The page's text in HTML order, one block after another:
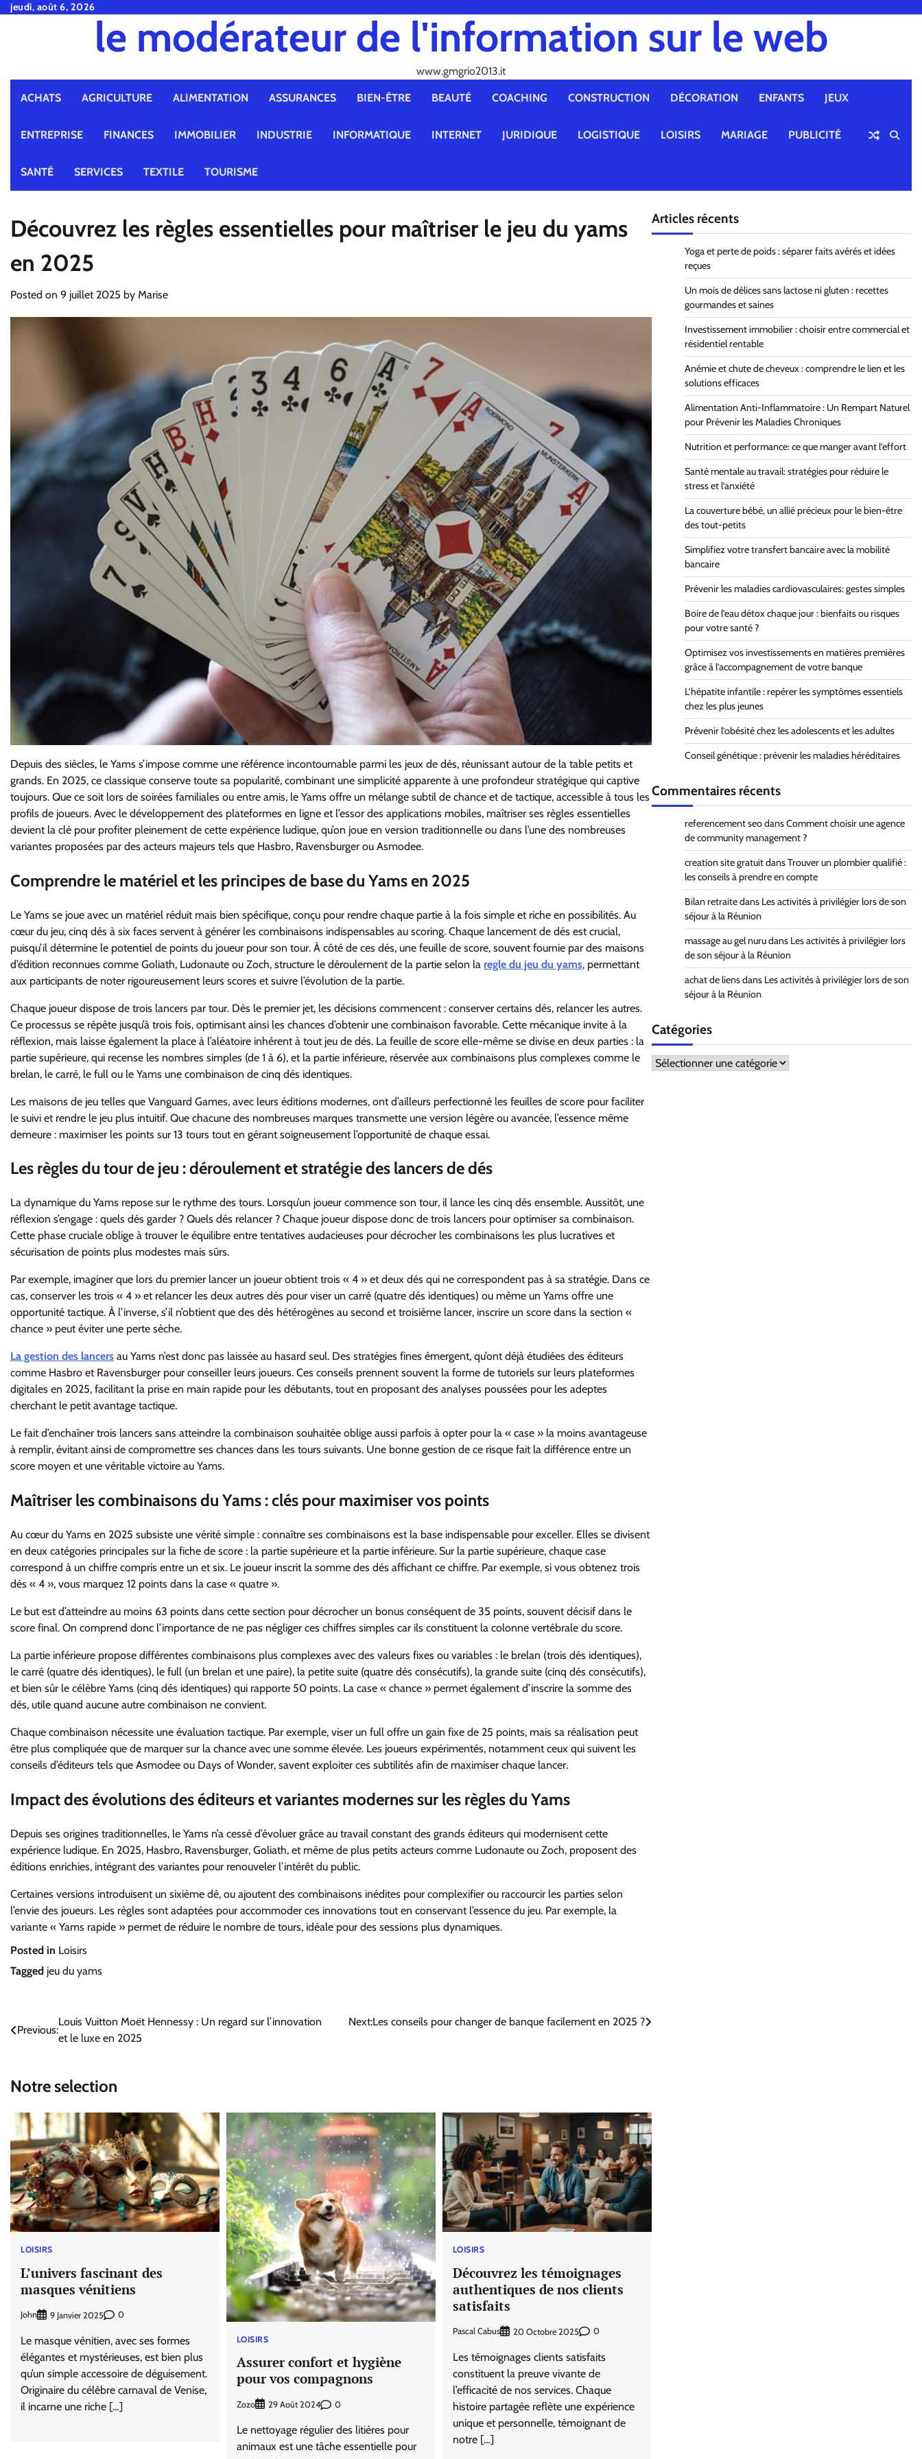
Skipjeudi, août 6, 2026
le modérateur de l'information sur le web
www.gmgrio2013.it
ACHATS AGRICULTURE ALIMENTATION ASSURANCES BIEN-ÊTRE BEAUTÉ COACHING CONSTRUCTION DÉCORATION ENFANTS JEUX
ENTREPRISE FINANCES IMMOBILIER INDUSTRIE INFORMATIQUE INTERNET JURIDIQUE LOGISTIQUE LOISIRS MARIAGE PUBLICITÉ
SANTÉ SERVICES TEXTILE TOURISME
Découvrez les règles essentielles pour maîtriser le jeu du yams
en 2025
Posted on 9 juillet 2025 by Marise
Depuis des siècles, le Yams s’impose comme une référence incontournable parmi les jeux de dés, réunissant autour de la table petits et
grands. En 2025, ce classique conserve toute sa popularité, combinant une simplicité apparente à une profondeur stratégique qui captive
toujours. Que ce soit lors de soirées familiales ou entre amis, le Yams offre un mélange subtil de chance et de tactique, accessible à tous les
profils de joueurs. Avec le développement des plateformes en ligne et l’essor des applications mobiles, maîtriser ses règles essentielles
devient la clé pour profiter pleinement de cette expérience ludique, qu’on joue en version traditionnelle ou dans l’une des nombreuses
variantes proposées par des acteurs majeurs tels que Hasbro, Ravensburger ou Asmodee.
Comprendre le matériel et les principes de base du Yams en 2025
Le Yams se joue avec un matériel réduit mais bien spécifique, conçu pour rendre chaque partie à la fois simple et riche en possibilités. Au
cœur du jeu, cinq dés à six faces servent à générer les combinaisons indispensables au scoring. Chaque lancement de dés est crucial,
puisqu’il détermine le potentiel de points du joueur pour son tour. À côté de ces dés, une feuille de score, souvent fournie par des maisons
d’édition reconnues comme Goliath, Ludonaute ou Zoch, structure le déroulement de la partie selon la regle du jeu du yams, permettant
aux participants de noter rigoureusement leurs scores et suivre l’évolution de la partie.
Chaque joueur dispose de trois lancers par tour. Dès le premier jet, les décisions commencent : conserver certains dés, relancer les autres.
Ce processus se répète jusqu’à trois fois, optimisant ainsi les chances d’obtenir une combinaison favorable. Cette mécanique invite à la
réflexion, mais laisse également la place à l’aléatoire inhérent à tout jeu de dés. La feuille de score elle-même se divise en deux parties : la
partie supérieure, qui recense les nombres simples (de 1 à 6), et la partie inférieure, réservée aux combinaisons plus complexes comme le
brelan, le carré, le full ou le Yams une combinaison de cinq dés identiques.
Les maisons de jeu telles que Vanguard Games, avec leurs éditions modernes, ont d’ailleurs perfectionné les feuilles de score pour faciliter
le suivi et rendre le jeu plus intuitif. Que chacune des nombreuses marques transmette une version légère ou avancée, l’essence même
demeure : maximiser les points sur 13 tours tout en gérant soigneusement l’opportunité de chaque essai.
Les règles du tour de jeu : déroulement et stratégie des lancers de dés
La dynamique du Yams repose sur le rythme des tours. Lorsqu’un joueur commence son tour, il lance les cinq dés ensemble. Aussitôt, une
réflexion s’engage : quels dés garder ? Quels dés relancer ? Chaque joueur dispose donc de trois lancers pour optimiser sa combinaison.
Cette phase cruciale oblige à trouver le équilibre entre tentatives audacieuses pour décrocher les combinaisons les plus lucratives et
sécurisation de points plus modestes mais sûrs.
Par exemple, imaginer que lors du premier lancer un joueur obtient trois « 4 » et deux dés qui ne correspondent pas à sa stratégie. Dans ce
cas, conserver les trois « 4 » et relancer les deux autres dés pour viser un carré (quatre dés identiques) ou même un Yams offre une
opportunité tactique. À l’inverse, s’il n’obtient que des dés hétérogènes au second et troisième lancer, inscrire un score dans la section «
chance » peut éviter une perte sèche.
La gestion des lancers au Yams n’est donc pas laissée au hasard seul. Des stratégies fines émergent, qu’ont déjà étudiées des éditeurs
comme Hasbro et Ravensburger pour conseiller leurs joueurs. Ces conseils prennent souvent la forme de tutoriels sur leurs plateformes
digitales en 2025, facilitant la prise en main rapide pour les débutants, tout en proposant des analyses poussées pour les adeptes
cherchant le petit avantage tactique.
Le fait d’enchaîner trois lancers sans atteindre la combinaison souhaitée oblige aussi parfois à opter pour la « case » la moins avantageuse
à remplir, évitant ainsi de compromettre ses chances dans les tours suivants. Une bonne gestion de ce risque fait la différence entre un
score moyen et une véritable victoire au Yams.
Maîtriser les combinaisons du Yams : clés pour maximiser vos points
Au cœur du Yams en 2025 subsiste une vérité simple : connaître ses combinaisons est la base indispensable pour exceller. Elles se divisent
en deux catégories principales sur la fiche de score : la partie supérieure et la partie inférieure. Sur la partie supérieure, chaque case
correspond à un chiffre compris entre un et six. Le joueur inscrit la somme des dés affichant ce chiffre. Par exemple, si vous obtenez trois
dés « 4 », vous marquez 12 points dans la case « quatre ».
Le but est d’atteindre au moins 63 points dans cette section pour décrocher un bonus conséquent de 35 points, souvent décisif dans le
score final. On comprend donc l’importance de ne pas négliger ces chiffres simples car ils constituent la colonne vertébrale du score.
La partie inférieure propose différentes combinaisons plus complexes avec des valeurs fixes ou variables : le brelan (trois dés identiques),
le carré (quatre dés identiques), le full (un brelan et une paire), la petite suite (quatre dés consécutifs), la grande suite (cinq dés consécutifs),
et bien sûr le célèbre Yams (cinq dés identiques) qui rapporte 50 points. La case « chance » permet également d’inscrire la somme des
dés, utile quand aucune autre combinaison ne convient.
Chaque combinaison nécessite une évaluation tactique. Par exemple, viser un full offre un gain fixe de 25 points, mais sa réalisation peut
être plus compliquée que de marquer sur la chance avec une somme élevée. Les joueurs expérimentés, notamment ceux qui suivent les
conseils d’éditeurs tels que Asmodee ou Days of Wonder, savent exploiter ces subtilités afin de maximiser chaque lancer.
Impact des évolutions des éditeurs et variantes modernes sur les règles du Yams
Depuis ses origines traditionnelles, le Yams n’a cessé d’évoluer grâce au travail constant des grands éditeurs qui modernisent cette
expérience ludique. En 2025, Hasbro, Ravensburger, Goliath, et même de plus petits acteurs comme Ludonaute ou Zoch, proposent des
éditions enrichies, intégrant des variantes pour renouveler l’intérêt du public.
Certaines versions introduisent un sixième dé, ou ajoutent des combinaisons inédites pour complexifier ou raccourcir les parties selon
l’envie des joueurs. Les règles sont adaptées pour accommoder ces innovations tout en conservant l’essence du jeu. Par exemple, la
variante « Yams rapide » permet de réduire le nombre de tours, idéale pour des sessions plus dynamiques.
Posted in Loisirs
Tagged jeu du yams
Navigation
Previous:
Louis Vuitton Moët Hennessy : Un regard sur l’innovation
et le luxe en 2025
Next:Les conseils pour changer de banque facilement en 2025 ?
Notre selection
LOISIRS
L’univers fascinant des
masques vénitiens
John 9 Janvier 2025 0
Le masque vénitien, avec ses formes
élégantes et mystérieuses, est bien plus
qu’un simple accessoire de déguisement.
Originaire du célèbre carnaval de Venise,
il incarne une riche […]
LOISIRS
Assurer confort et hygiène
pour vos compagnons
Zozo 29 Août 2024 0
Le nettoyage régulier des litières pour
animaux est une tâche essentielle pour
LOISIRS
Découvrez les témoignages
authentiques de nos clients
satisfaits
Pascal Cabus 20 Octobre 2025 0
Les témoignages clients satisfaits
constituent la preuve vivante de
l’efficacité de nos services. Chaque
histoire partagée reflète une expérience
unique et personnelle, témoignant de
notre […]
Articles récents
Yoga et perte de poids : séparer faits avérés et idées
reçues
Un mois de délices sans lactose ni gluten : recettes
gourmandes et saines
Investissement immobilier : choisir entre commercial et
résidentiel rentable
Anémie et chute de cheveux : comprendre le lien et les
solutions efficaces
Alimentation Anti-Inflammatoire : Un Rempart Naturel
pour Prévenir les Maladies Chroniques
Nutrition et performance: ce que manger avant l’effort
Santé mentale au travail: stratégies pour réduire le
stress et l’anxiété
La couverture bébé, un allié précieux pour le bien-être
des tout-petits
Simplifiez votre transfert bancaire avec la mobilité
bancaire
Prévenir les maladies cardiovasculaires: gestes simples
Boire de l’eau détox chaque jour : bienfaits ou risques
pour votre santé ?
Optimisez vos investissements en matières premières
grâce à l’accompagnement de votre banque
L’hépatite infantile : repérer les symptômes essentiels
chez les plus jeunes
Prévenir l’obésité chez les adolescents et les adultes
Conseil génétique : prévenir les maladies héréditaires
Commentaires récents
referencement seodansComment choisir une agence
de community management ?
creation site gratuitdansTrouver un plombier qualifié :
les conseils à prendre en compte
Bilan retraitedans Les activités à privilégier lors de son
séjour à la Réunion
massage au gel nurudans Les activités à privilégier lors
de son séjour à la Réunion
achat de liensdans Les activités à privilégier lors de son
séjour à la Réunion
Catégories
Catégories